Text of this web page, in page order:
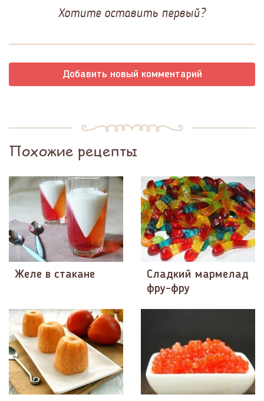
Хотите оставить первый?
Добавить новый комментарий
Похожие рецепты
Желе в стакане
Сладкий мармелад
фру-фру